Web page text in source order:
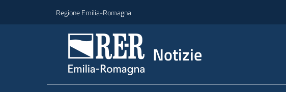
Regione Emilia-Romagna
Notizie